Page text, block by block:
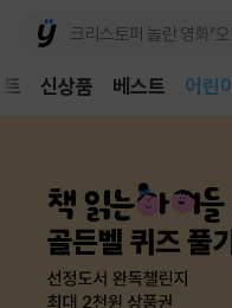
신상품 베스트
독후감